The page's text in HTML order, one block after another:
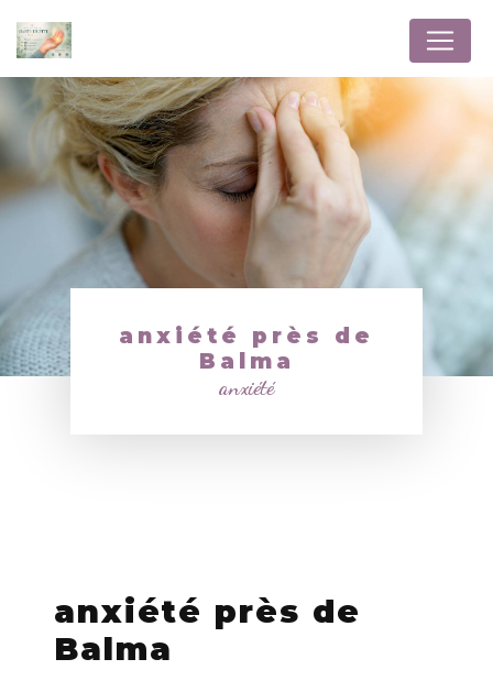
anxiété près de
Balma
anxiété
anxiété près de
Balma